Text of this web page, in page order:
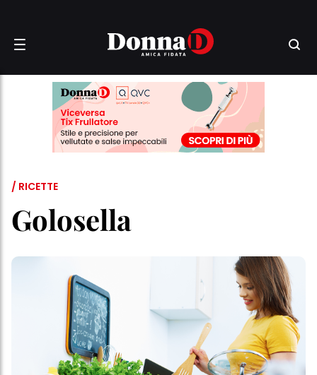
/ RICETTE
Golosella